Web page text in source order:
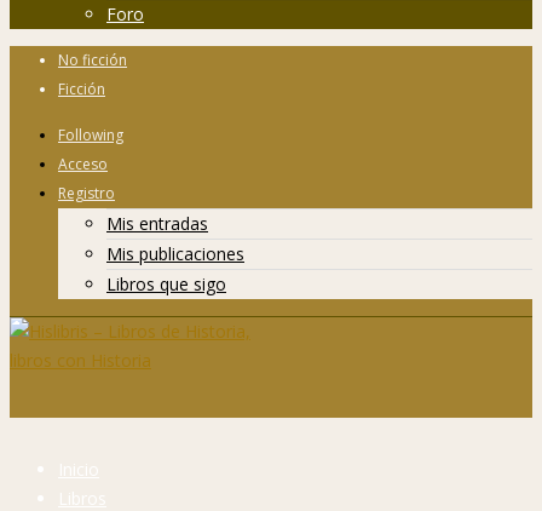
Foro
No ficción
Ficción
Following
Acceso
Registro
Mis entradas
Mis publicaciones
Libros que sigo
Inicio
Libros